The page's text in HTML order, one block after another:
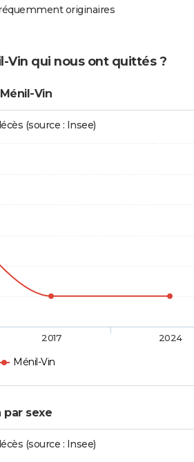
originaires
Vin qui nous ont quittés ?
Vin
(source : Insee)
Ménil-Vin
2017 2024
par sexe
(source : Insee)